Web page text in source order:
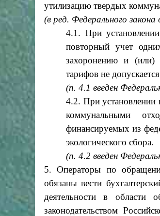
утилизацию твердых
(в ред. Федерального
4.1. При
повторный учет
захоронению и (или)
тарифов не
(п. 4.1 введен
4.2. При установлении
коммунальными
финансируемых из
экологического сбора.
(п. 4.2 введен
5. Операторы по
обязаны вести
деятельности в области
законодательством